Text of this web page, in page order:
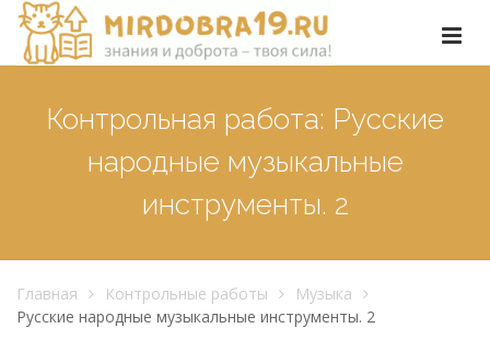
Контрольная работа: Русские
народные музыкальные
инструменты. 2
Главная Контрольные работы
Музыка
Русские народные музыкальные инструменты. 2